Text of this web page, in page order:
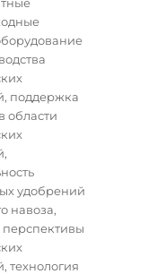
, поддержка
области
,
удобрений
навоза,
,технология